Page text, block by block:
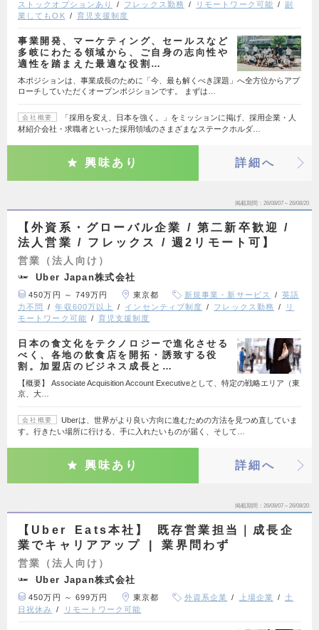
ストックオプションあり
フレックス勤務 リモートワーク可能
副
業してもOK
育児支援制度
事業開発、マーケティング、セールスなど
多岐にわたる領域から、ご自身の志向性や
適性を踏まえた最適な役割…
本ポジションは、事業成長のために「今、最も解くべき課題」へ全方位からアプ
ローチしていただくオープンポジションです。 まずは…
会社概要
「採用を変え、日本を強く。」をミッションに掲げ、採用企業・人
材紹介会社・求職者といった採用領域のさまざまなステークホルダ…
興味あり 詳細へ
掲載期間 26/08/07～26/08/20
【外資系・グローバル企業 / 第二新卒歓迎 /
法人営業 / フレックス / 週2リモート可】
営業（法人向け）
Uber Japan株式会社
450万円 ～ 749万円 東京都 新規事業・新サービス
英語
力不問
年収600万以上 インセンティブ制度 フレックス勤務
リ
モートワーク可能
育児支援制度
日本の食文化をテクノロジーで進化させる
べく、各地の飲食店を開拓・誘致する役
割。加盟店のビジネス成長と…
【概要】 Associate Acquisition Account Executiveとして、特定の戦略エリア（東
京、大…
会社概要
Uberは、世界がより良い方向に進むための方法を見つめ直していま
す。行きたい場所に行ける、手に入れたいものが届く、そして…
興味あり 詳細へ
掲載期間 26/08/07～26/08/20
【Uber Eats本社】 既存営業担当｜成長企
業でキャリアアップ | 業界問わず
営業（法人向け）
Uber Japan株式会社
450万円 ～ 699万円 東京都 外資系企業 上場企業
土
日祝休み
リモートワーク可能